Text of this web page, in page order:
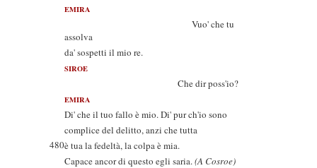
EMIRA
Vuo' che tu
assolva
da' sospetti il mio re.
SIROE
Che dir poss'io?
EMIRA
Di' che il tuo fallo è mio. Di' pur ch'io sono
complice del delitto, anzi che tutta
480è tua la fedeltà, la colpa è mia.
Capace ancor di questo egli saria.(A Cosroe)